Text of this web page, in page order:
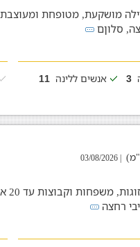
3 אנשים ללינה 11
| 03/08/2026